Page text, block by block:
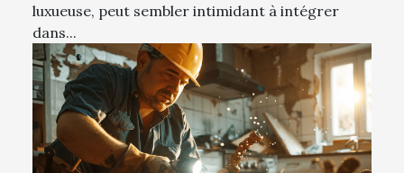
luxueuse, peut sembler intimidant à intégrer
dans...